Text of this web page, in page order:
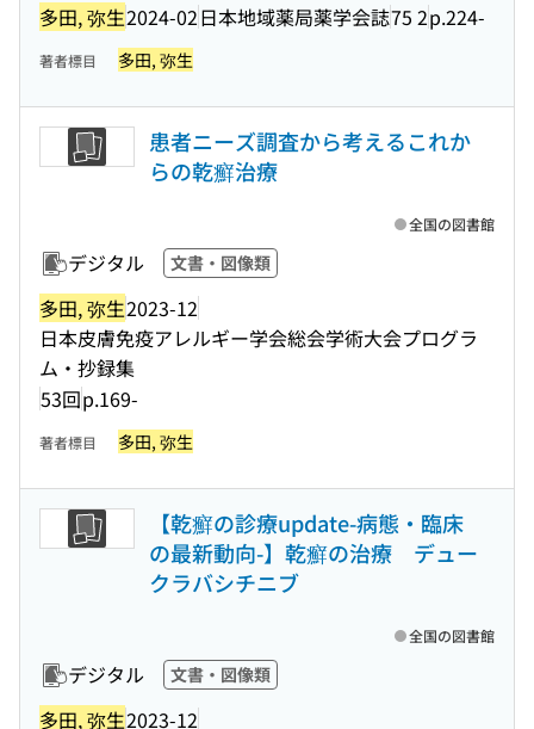
多田, 弥生2024-02日本地域薬局薬学会誌75 2p.224-
著者標目 多田, 弥生
患者ニーズ調査から考えるこれか
らの乾癬治療
デジタル 文書・図像類
多田, 弥生2023-12
日本皮膚免疫アレルギー学会総会学術大会プログラ
ム・抄録集
53回p.169-
全国の図書館
著者標目 多田, 弥生
【乾癬の診療update-病態・臨床
の最新動向-】乾癬の治療 デュー
クラバシチニブ
デジタル 文書・図像類
多田, 弥生2023-12
全国の図書館